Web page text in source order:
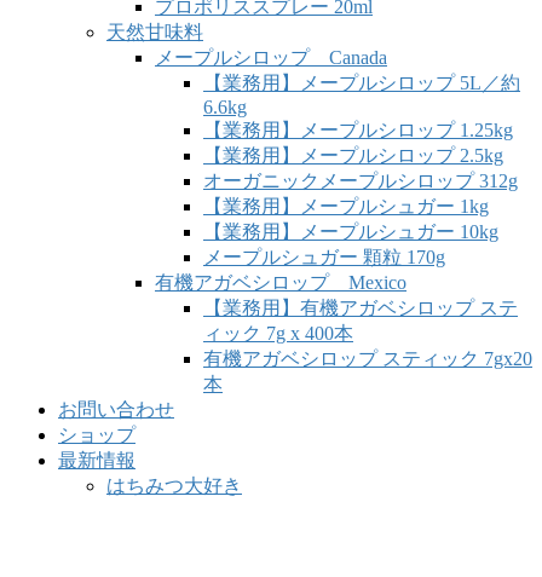
プロポリススプレー 20ml
天然甘味料
メープルシロップ Canada
【業務用】メープルシロップ 5L／約
6.6kg
【業務用】メープルシロップ 1.25kg
【業務用】メープルシロップ 2.5kg
オーガニックメープルシロップ 312g
【業務用】メープルシュガー 1kg
【業務用】メープルシュガー 10kg
メープルシュガー 顆粒 170g
有機アガベシロップ Mexico
【業務用】有機アガベシロップ ステ
ィック 7g x 400本
有機アガベシロップ スティック 7gx20
本
お問い合わせ
ショップ
最新情報
はちみつ大好き